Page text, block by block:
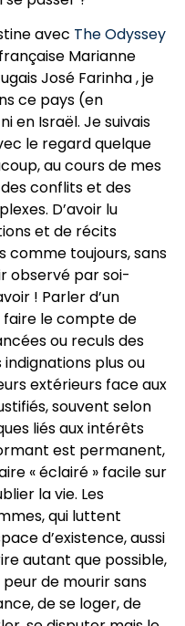
avec The Odyssey
Marianne
José Farinha , je
ce pays (en
en Israël. Je suivais
le regard quelque
au cours de mes
conflits et des
D’avoir lu
et de récits
comme toujours, sans
observé par soi-
! Parler d’un
faire le compte de
ou reculs des
plus ou
extérieurs face aux
souvent selon
liés aux intérêts
est permanent,
« éclairé » facile sur
la vie. Les
qui luttent
d’existence, aussi
autant que possible,
de mourir sans
de se loger, de